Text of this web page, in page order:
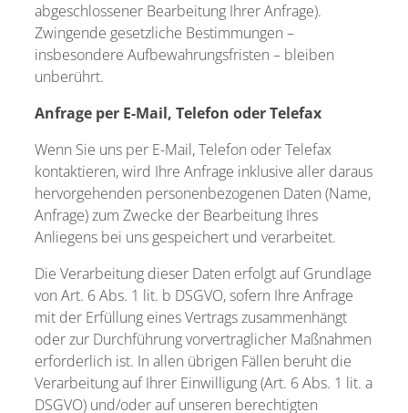
abgeschlossener Bearbeitung Ihrer Anfrage).
Zwingende gesetzliche Bestimmungen –
insbesondere Aufbewahrungsfristen – bleiben
unberührt.
Anfrage per E-Mail, Telefon oder Telefax
Wenn Sie uns per E-Mail, Telefon oder Telefax
kontaktieren, wird Ihre Anfrage inklusive aller daraus
hervorgehenden personenbezogenen Daten (Name,
Anfrage) zum Zwecke der Bearbeitung Ihres
Anliegens bei uns gespeichert und verarbeitet.
Die Verarbeitung dieser Daten erfolgt auf Grundlage
von Art. 6 Abs. 1 lit. b DSGVO, sofern Ihre Anfrage
mit der Erfüllung eines Vertrags zusammenhängt
oder zur Durchführung vorvertraglicher Maßnahmen
erforderlich ist. In allen übrigen Fällen beruht die
Verarbeitung auf Ihrer Einwilligung (Art. 6 Abs. 1 lit. a
DSGVO) und/oder auf unseren berechtigten